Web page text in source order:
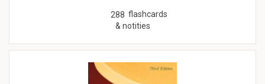
288 flashcards
& notities